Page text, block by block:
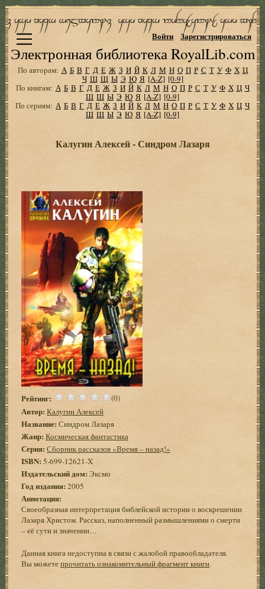
Электронная библиотека RoyalLib.com
Войти Зарегистрироваться
По авторам: А Б В Г Д Е Ж З И Й К Л М Н О П Р С Т У Ф Х Ц
Ч Ш Щ Ы Э Ю Я [A-Z] [0-9]
По книгам: А Б В Г Д Е Ж З И Й К Л М Н О П Р С Т У Ф Х Ц Ч
Ш Щ Ы Э Ю Я [A-Z] [0-9]
По сериям: А Б В Г Д Е Ж З И Й К Л М Н О П Р С Т У Ф Х Ц Ч
Ш Щ Ы Э Ю Я [A-Z] [0-9]
Калугин Алексей - Синдром Лазаря
Рейтинг: (0)
Автор: Калугин Алексей
Название: Синдром Лазаря
Жанр: Космическая фантастика
Серия: Сборник рассказов «Время – назад!»
ISBN:5-699-12621-X
Издательский дом: Эксмо
Год издания: 2005
Аннотация:
Своеобразная интерпретация библейской истории о воскрешении
Лазаря Христом. Рассказ, наполненный размышлениями о смерти
– её сути и значении…
Данная книга недоступна в связи с жалобой правообладателя.
Вы можетепрочитать ознакомительный фрагмент книги.